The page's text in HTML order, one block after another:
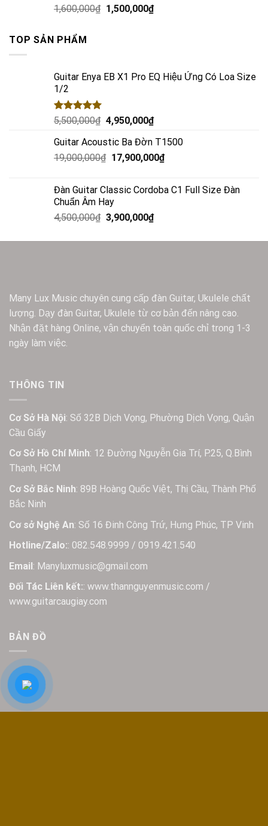
1,600,000₫ 1,500,000₫
TOP SẢN PHẨM
Guitar Enya EB X1 Pro EQ Hiệu Ứng Có Loa Size
1/2
Rated5.00
5,500,000₫ 4,950,000₫
Guitar Acoustic Ba Đờn T1500
19,000,000₫ 17,900,000₫
Đàn Guitar Classic Cordoba C1 Full Size Đàn
Chuẩn Âm Hay
4,500,000₫ 3,900,000₫
Many Lux Music chuyên cung cấp đàn Guitar, Ukulele chất
lượng. Dạy đàn Guitar, Ukulele từ cơ bản đến nâng cao.
Nhận đặt hàng Online, vận chuyển toàn quốc chỉ trong 1-3
ngày làm việc.
THÔNG TIN
Cơ Sở Hà Nội: Số 32B Dịch Vọng, Phường Dịch Vọng, Quận
Cầu Giấy
Cơ Sở Hồ Chí Minh: 12 Đường Nguyễn Gia Trí, P.25, Q.Bình
Thạnh, HCM
Cơ Sở Bắc Ninh: 89B Hoàng Quốc Việt, Thị Cầu, Thành Phố
Bắc Ninh
Cơ sở Nghệ An: Số 16 Đinh Công Trứ, Hưng Phúc, TP Vinh
Hotline/Zalo:: 082.548.9999 / 0919.421.540
Email: Manyluxmusic@gmail.com
Đối Tác Liên kết:: www.thannguyenmusic.com /
www.guitarcaugiay.com
BẢN ĐỒ